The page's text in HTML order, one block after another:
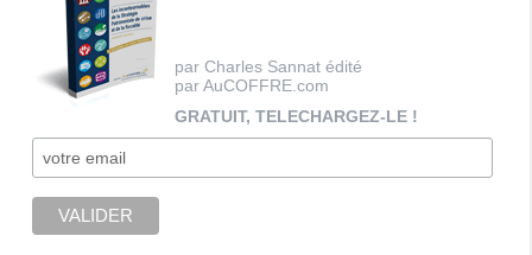
par Charles Sannat édité
par AuCOFFRE.com
GRATUIT, TELECHARGEZ-LE !